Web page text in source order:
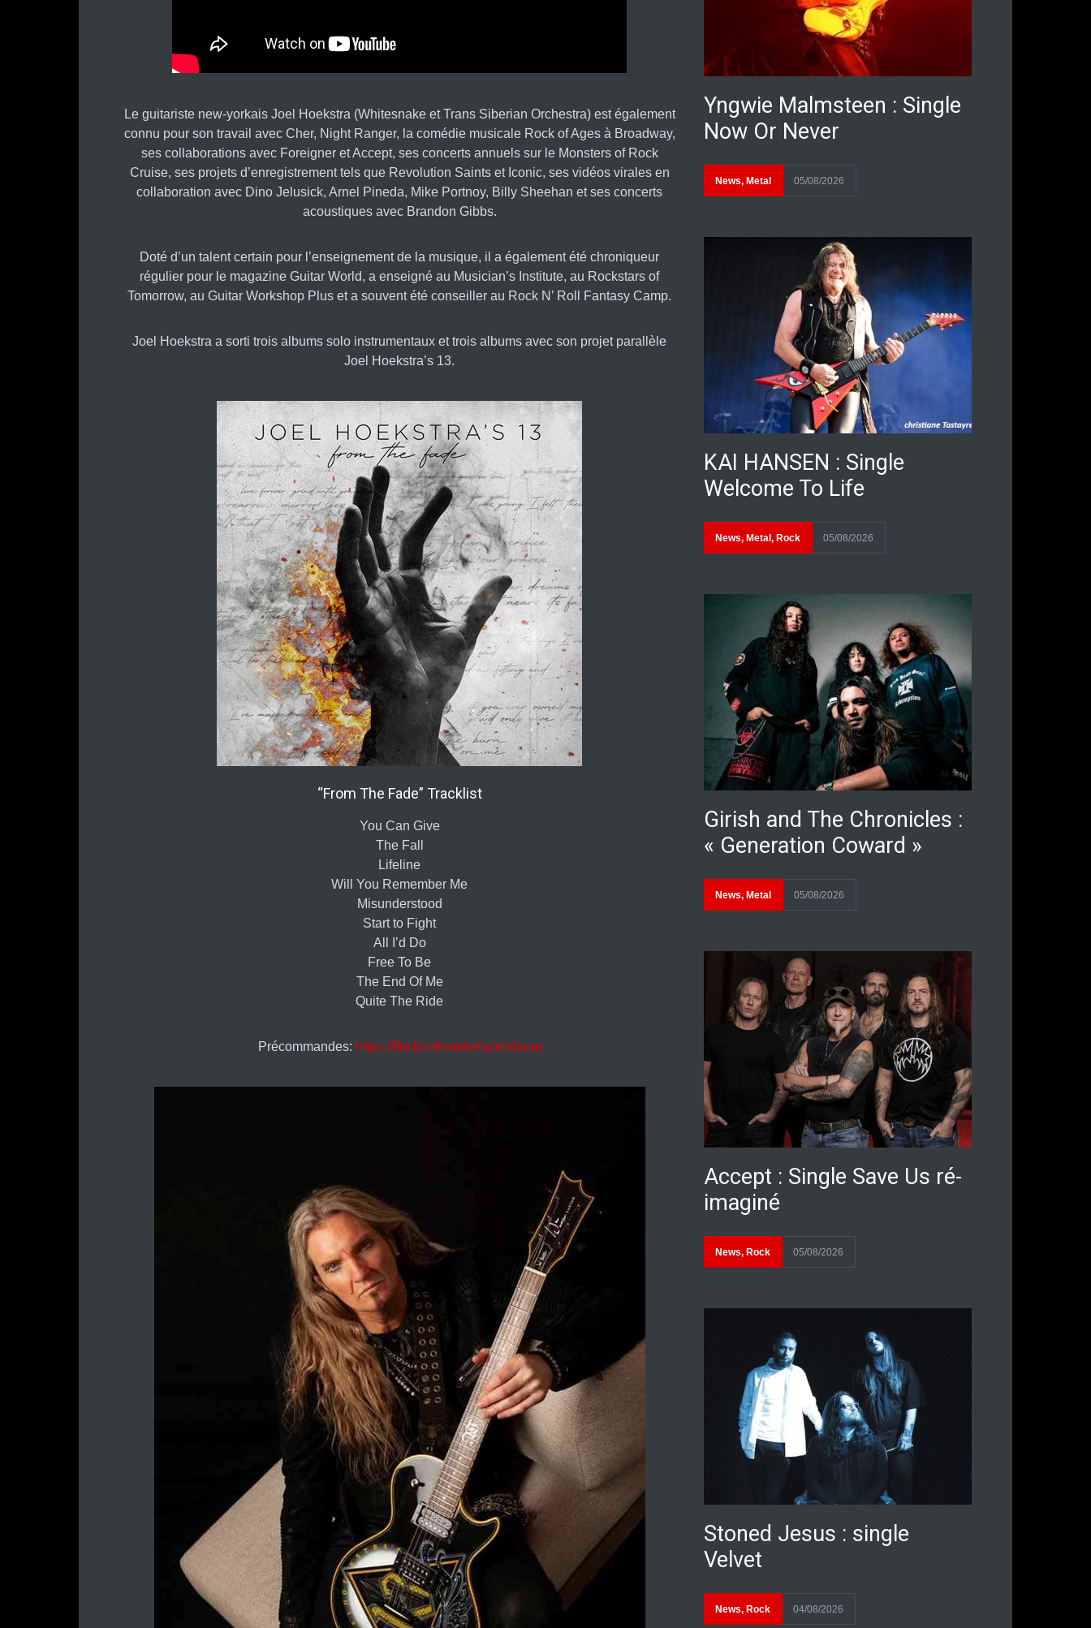
Le guitariste new-yorkais Joel Hoekstra (Whitesnake et Trans Siberian Orchestra) est également
connu pour son travail avec Cher, Night Ranger, la comédie musicale Rock of Ages à Broadway,
ses collaborations avec Foreigner et Accept, ses concerts annuels sur le Monsters of Rock
Cruise, ses projets d’enregistrement tels que Revolution Saints et Iconic, ses vidéos virales en
collaboration avec Dino Jelusick, Arnel Pineda, Mike Portnoy, Billy Sheehan et ses concerts
acoustiques avec Brandon Gibbs.
Doté d’un talent certain pour l’enseignement de la musique, il a également été chroniqueur
régulier pour le magazine Guitar World, a enseigné au Musician’s Institute, au Rockstars of
Tomorrow, au Guitar Workshop Plus et a souvent été conseiller au Rock N’ Roll Fantasy Camp.
Joel Hoekstra a sorti trois albums solo instrumentaux et trois albums avec son projet parallèle
Joel Hoekstra’s 13.
“From The Fade” Tracklist
You Can Give
The Fall
Lifeline
Will You Remember Me
Misunderstood
Start to Fight
All I’d Do
Free To Be
The End Of Me
Quite The Ride
Précommandes: https://ffm.bio/fromthefadelalbum
Yngwie Malmsteen : Single
Now Or Never
News, Metal 05/08/2026
KAI HANSEN : Single
Welcome To Life
News, Metal , Rock 05/08/2026
Girish and The Chronicles :
« Generation Coward »
News, Metal 05/08/2026
Accept : Single Save Us ré-
imaginé
News, Rock 05/08/2026
Stoned Jesus : single
Velvet
News, Rock 04/08/2026